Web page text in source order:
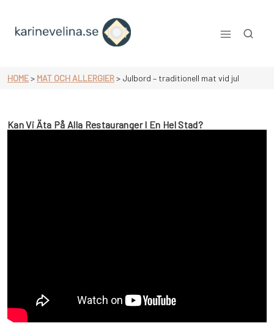
content
HOME> MAT OCH ALLERGIER> Julbord – traditionell mat vid jul
Kan Vi Äta På Alla Restauranger I En Hel Stad?